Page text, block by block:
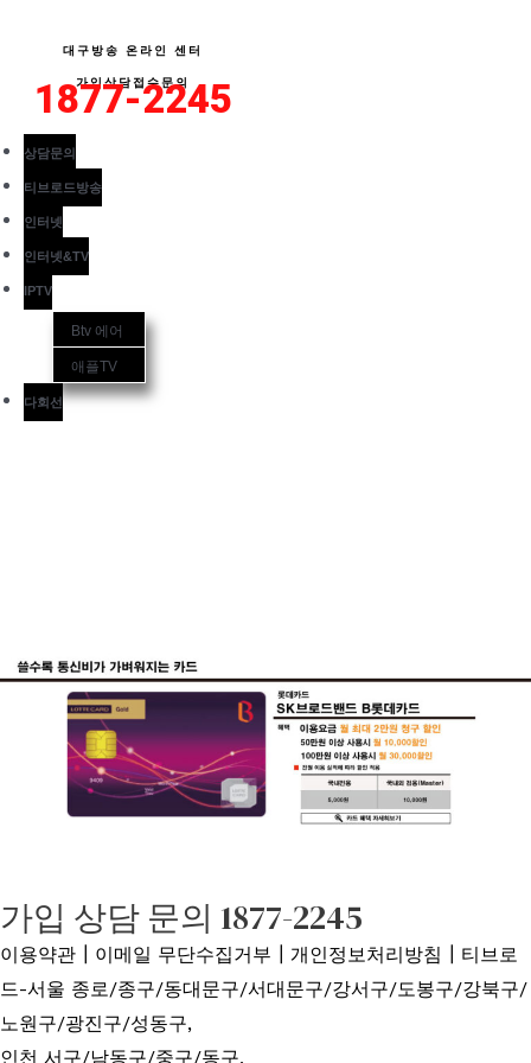
건
너
뛰
기
대구방송 온라인 센터
가입상담접수문의
1877-2245
상담문의
티브로드방송
인터넷
인터넷&TV
IPTV
Btv 에어
애플TV
다회선
가입 상담 문의 1877-2245
이용약관 ┃이메일 무단수집거부┃ 개인정보처리방침
┃티브로
드-서울 종로/종구/동대문구/서대문구/강서구/도봉구/강북구/
노원구/광진구/성동구,
인천 서구/남동구/중구/동구,